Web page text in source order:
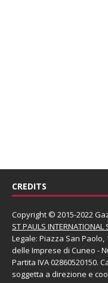
CREDITS
Copyright © 2015-2022
ST PAULS INTERNATIONAL
Legale: Piazza San Paolo,
delle Imprese di Cuneo -
Partita IVA 02860520150.
soggetta a direzione e